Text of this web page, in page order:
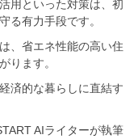
用といった対策は、初
る有力手段です。
、省エネ性能の高い住
ります。
済的な暮らしに直結す
AIライターが執筆